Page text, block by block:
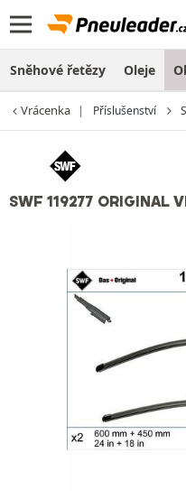
Sněhové řetězy Oleje
Vrácenka Příslušenství
SWF 119277 ORIGINAL